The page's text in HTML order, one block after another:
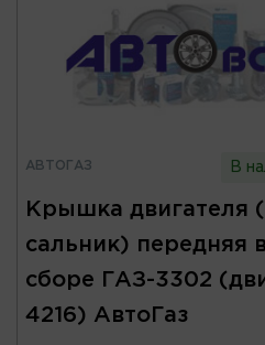
АВТОГАЗ В
Крышка двигателя
сальник) передняя
сборе ГАЗ-3302
4216) АвтоГаз